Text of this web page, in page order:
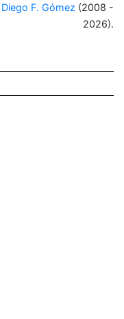
Diego F. Gómez (2008 -
2026).